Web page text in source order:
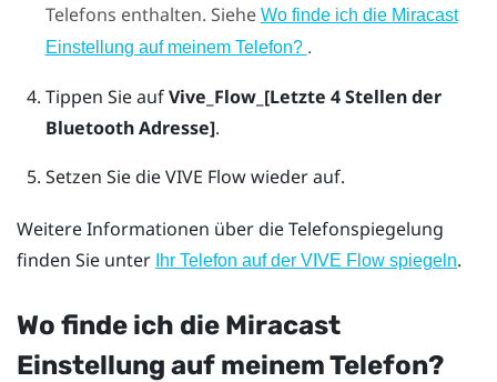
Telefons enthalten. Siehe Wo finde ich die Miracast
Einstellung auf meinem Telefon? .
Tippen Sie aufVive_Flow_[Letzte 4 Stellen der
Bluetooth Adresse].
Setzen Sie dieVIVE Flowwieder auf.
Weitere Informationen über die Telefonspiegelung
finden Sie unter Ihr Telefon auf der VIVE Flow spiegeln.
Wo finde ich die Miracast
Einstellung auf meinem Telefon?